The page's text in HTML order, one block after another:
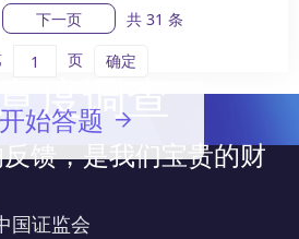
下一页
共 31 条
页 确定
意度调查
馈，是我们宝贵的财
开始答题
国证监会